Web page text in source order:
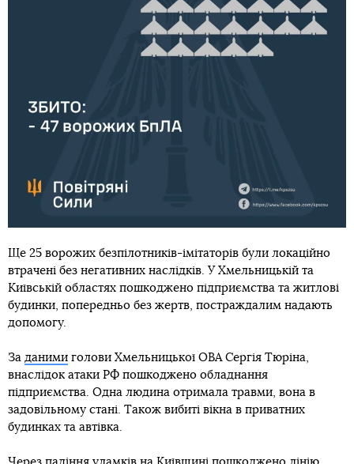
Ще 25 ворожих безпілотників-імітаторів були локаційно
втрачені без негативних наслідків. У Хмельницькій та
Київській областях пошкоджено підприємства та житлові
будинки, попередньо без жертв, постраждалим надають
допомогу.
За даними голови Хмельницької ОВА Сергія Тюріна,
внаслідок атаки РФ пошкоджено обладнання
підприємства. Одна людина отримала травми, вона в
задовільному стані. Також вибиті вікна в приватних
будинках та автівка.